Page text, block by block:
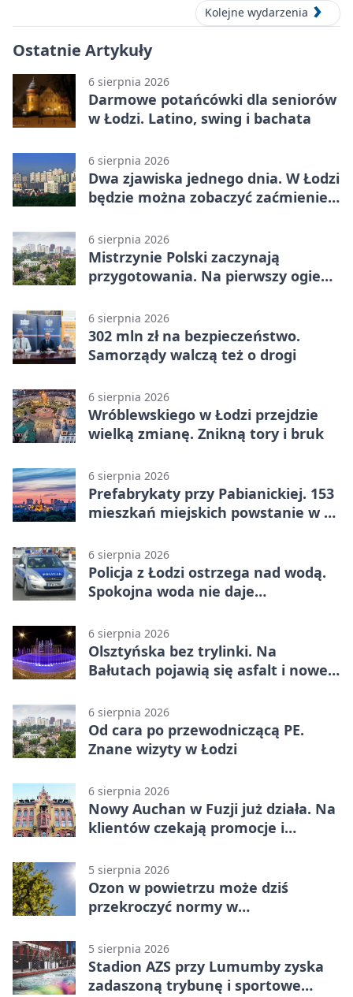
Kolejne wydarzenia
Ostatnie Artykuły
6 sierpnia 2026
Darmowe potańcówki dla seniorów
w Łodzi. Latino, swing i bachata
6 sierpnia 2026
Dwa zjawiska jednego dnia. W Łodzi
będzie można zobaczyć zaćmienie i
6 sierpnia 2026
Mistrzynie Polski zaczynają
przygotowania. Na pierwszy ogień
6 sierpnia 2026
302 mln zł na bezpieczeństwo.
Samorządy walczą też o drogi
6 sierpnia 2026
Wróblewskiego w Łodzi przejdzie
wielką zmianę. Znikną tory i bruk
6 sierpnia 2026
Prefabrykaty przy Pabianickiej. 153
mieszkań miejskich powstanie w 15
6 sierpnia 2026
Policja z Łodzi ostrzega nad wodą.
Spokojna woda nie daje
6 sierpnia 2026
Olsztyńska bez trylinki. Na
Bałutach pojawią się asfalt i nowe
6 sierpnia 2026
Od cara po przewodniczącą PE.
Znane wizyty w Łodzi
6 sierpnia 2026
Nowy Auchan w Fuzji już działa. Na
klientów czekają promocje i
5 sierpnia 2026
Ozon w powietrzu może dziś
przekroczyć normy w
5 sierpnia 2026
Stadion AZS przy Lumumby zyska
zadaszoną trybunę i sportowe